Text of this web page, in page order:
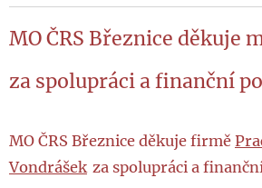
MO ČRS Březnice děkuje
za spolupráci a finanční
MO ČRS Březnice děkuje firmě
Vondrášek za spolupráci a